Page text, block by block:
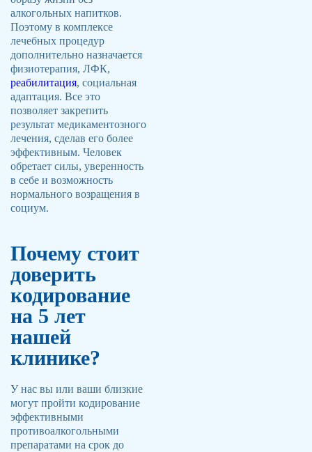
алкогольных напитков.
Поэтому в комплексе
лечебных процедур
дополнительно назначается
физиотерапия, ЛФК,
реабилитация, социальная
адаптация. Все это
позволяет закрепить
результат медикаментозного
лечения, сделав его более
эффективным. Человек
обретает силы, уверенность
в себе и возможность
нормального возращения в
социум.
Почему стоит
доверить
кодирование
на 5 лет
нашей
клинике?
У нас вы или ваши близкие
могут пройти кодирование
эффективными
противоалкогольными
препаратами на срок до